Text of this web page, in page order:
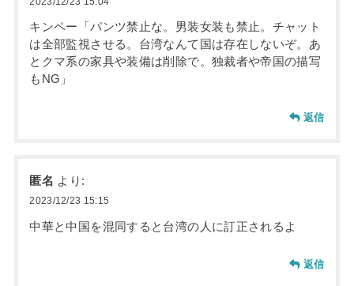
キンペー「パンツ禁止な。男装女装も禁止。チャット
は全部監視させる。台湾なんて国は存在しないぞ。あ
とクマ系の家具や装備は削除で。独裁者や帝国の描写
もNG」
返信
匿名 より:
2023/12/23 15:15
中華と中国を混同すると台湾の人に訂正されるよ
返信